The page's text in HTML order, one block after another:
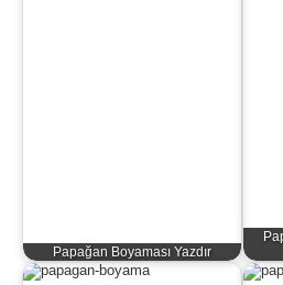
Papağan Boyaması Yazdır